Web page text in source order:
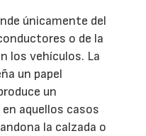
únicamente del
o de la
los vehículos. La
un papel
un
aquellos casos
la calzada o